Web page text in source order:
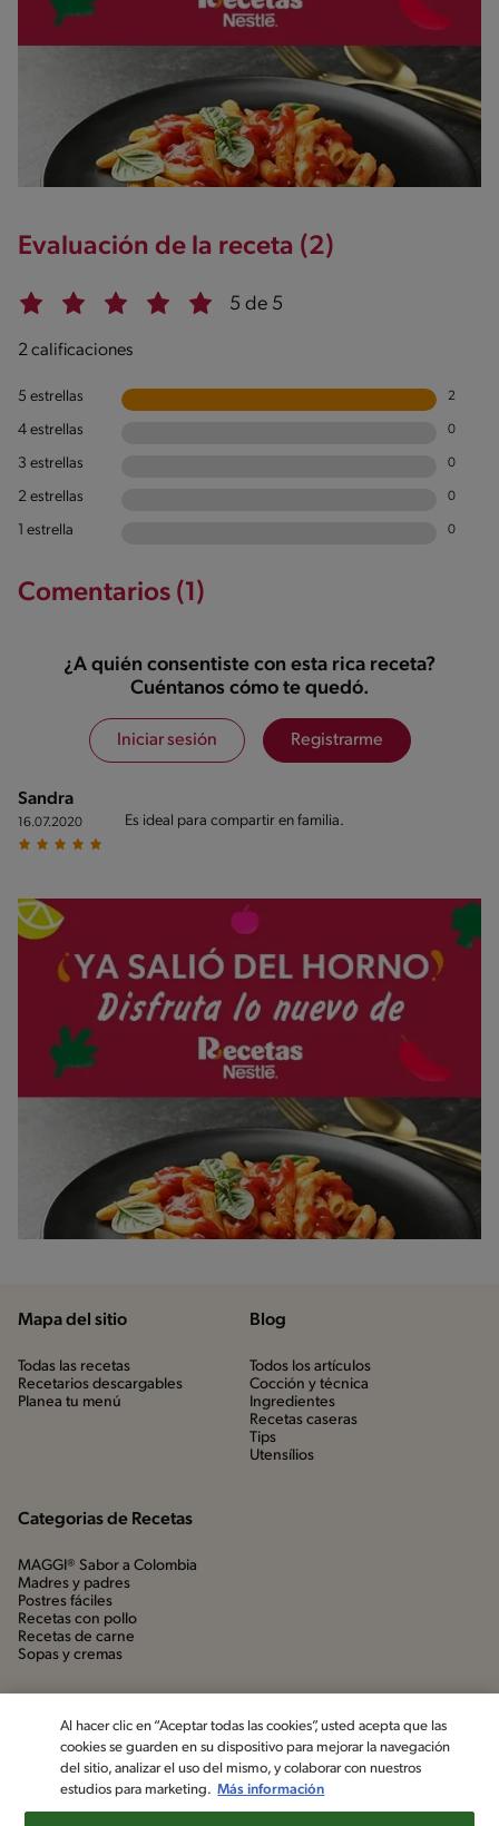
Evaluación de la receta (2)
5 de 5
2 calificaciones
5 estrellas 2
4 estrellas 0
3 estrellas 0
2 estrellas 0
1 estrella 0
Comentarios (1)
¿A quién consentiste con esta rica receta?
Cuéntanos cómo te quedó.
Iniciar sesión Registrarme
Sandra
16.07.2020 Es ideal para compartir en familia.
Mapa del sitio
Todas las recetas
Recetarios descargables
Planea tu menú
Blog
Todos los artículos
Cocción y técnica
Ingredientes
Recetas caseras
Tips
Utensílios
Categorias de Recetas
MAGGI® Sabor a Colombia
Madres y padres
Postres fáciles
Recetas con pollo
Recetas de carne
Sopas y cremas
Al hacer clic en “Aceptar todas las cookies”, usted acepta que las
cookies se guarden en su dispositivo para mejorar la navegación
del sitio, analizar el uso del mismo, y colaborar con nuestros
estudios para marketing. Más información